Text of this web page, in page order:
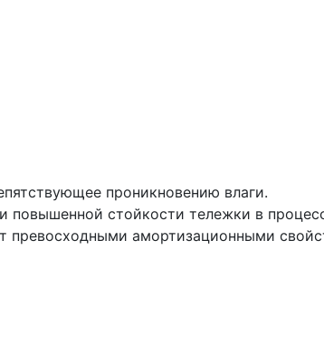
проникновению влаги.
стойкости тележки в
превосходными амортизационными